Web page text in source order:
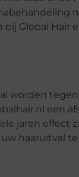
bij Global Hair
worden tegen
een
jaren effect
haaruitval